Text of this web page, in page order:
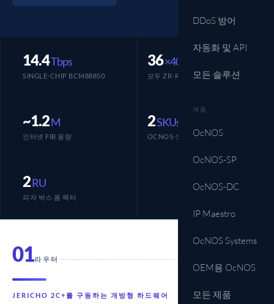
DDoS 방어
자동화 및 API
모든 솔루션
제품
OcNOS
OcNOS-SP
OcNOS-DC
IP Maestro
OcNOS Systems
OEM용 OcNOS
모든 제품
14.4Tbps
SINGLE-CHIP BCM88850
36×400G
모두 ZR-READY (S9610)
~1.2M
인터넷 FIB 용량
2SKUs
OCNOS-SP 검증 완료
2RU
피자 박스 폼 팩터
01라우터
JERICHO 2C+를 구동하는 개방형 하드웨어